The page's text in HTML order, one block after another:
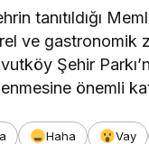
tanıtıldığı
ve gastronomik
Şehir
önemli
Haha Vay